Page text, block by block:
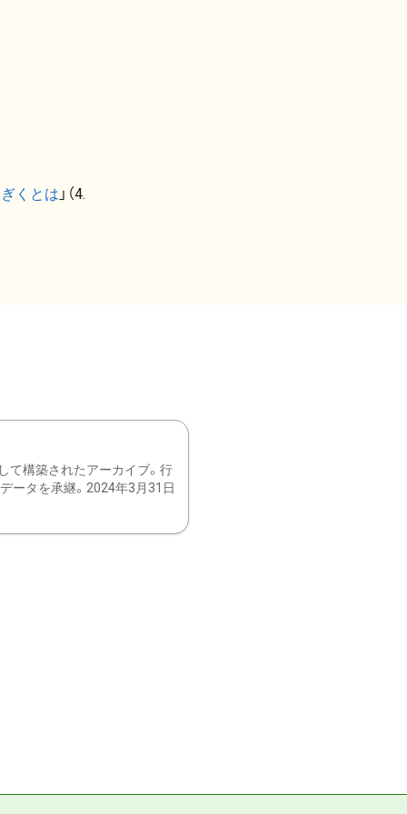
くとは 」（4.
て構築されたアーカイブ。行
ータを承継。2024年3月31日